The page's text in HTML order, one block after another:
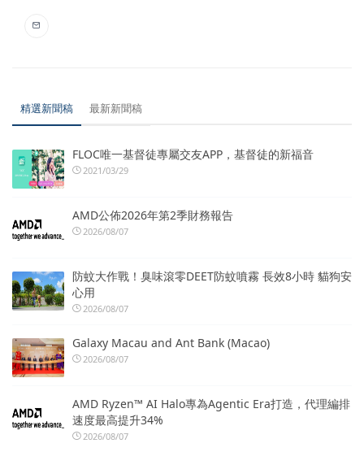
精選新聞稿 最新新聞稿
FLOC唯一基督徒專屬交友APP，基督徒的新福音
2021/03/29
AMD公佈2026年第2季財務報告
2026/08/07
防蚊大作戰！臭味滾零DEET防蚊噴霧 長效8小時 貓狗安
心用
2026/08/07
Galaxy Macau and Ant Bank (Macao)
2026/08/07
AMD Ryzen™ AI Halo專為Agentic Era打造，代理編排
速度最高提升34%
2026/08/07